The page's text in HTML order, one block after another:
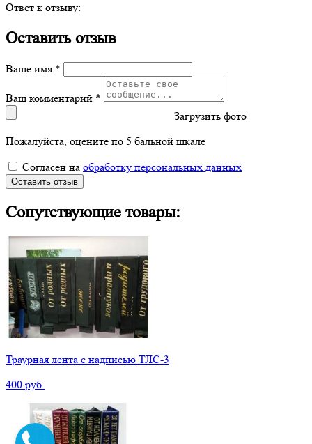
Ответ к отзыву:
Оставить отзыв
Ваше имя *
Ваш комментарий *
Загрузить фото
Пожалуйста, оцените по 5 бальной шкале
Согласен на обработку персональных данных
Оставить отзыв
Сопутствующие товары:
Траурная лента с надписью ТЛС-3
400 руб.